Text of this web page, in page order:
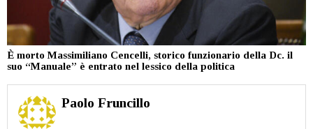
È morto Massimiliano Cencelli, storico funzionario della Dc. il
suo “Manuale” è entrato nel lessico della politica
Paolo Fruncillo